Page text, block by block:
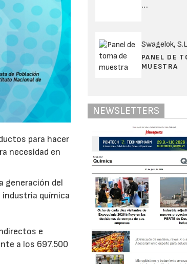
para hacer
necesidad en
generación del
industria química
e
a los 697.500
...
Swagelok,
PANEL DE
MUESTRA
NEWSLETTERS